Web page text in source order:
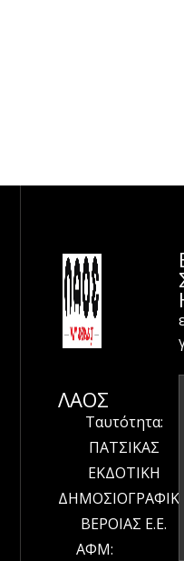
ΛΑΟΣ
Ταυτότητα:
ΠΑΤΣΙΚΑΣ
ΕΚΔΟΤΙΚΗ
ΔΗΜΟΣΙΟΓΡΑΦΙΚΗ
ΒΕΡΟΙΑΣ Ε.Ε.
ΑΦΜ: